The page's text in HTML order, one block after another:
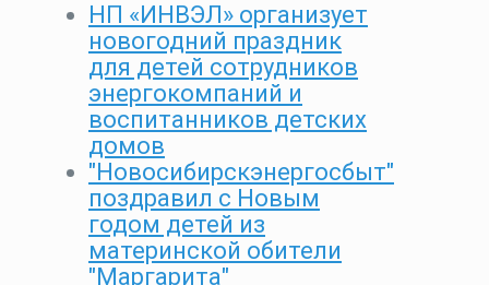
НП «ИНВЭЛ» организует
новогодний праздник
для детей сотрудников
энергокомпаний и
воспитанников детских
домов
"Новосибирскэнергосбыт"
поздравил с Новым
годом детей из
материнской обители
"Маргарита"